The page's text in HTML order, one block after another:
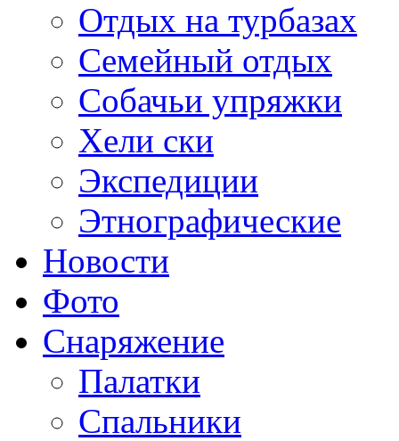
Отдых на турбазах
Семейный отдых
Собачьи упряжки
Хели ски
Экспедиции
Этнографические
Новости
Фото
Снаряжение
Палатки
Спальники